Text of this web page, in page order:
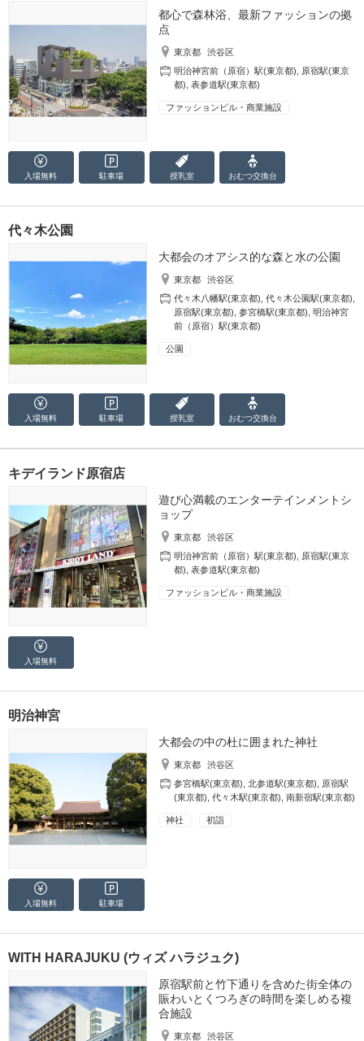
都心で森林浴、最新ファッションの拠
点
東京都
渋谷区
明治神宮前（原宿）駅(東京都)
原宿駅(東京
都) ,表参道駅(東京都)
ファッションビル・商業施設
入場無料 駐車場 授乳室 おむつ交換台
代々木公園
大都会のオアシス的な森と水の公園
東京都
渋谷区
代々木八幡駅(東京都) ,代々木公園駅(東京都)
原宿駅(東京都) ,参宮橋駅(東京都) ,明治神宮
前（原宿）駅(東京都)
公園
入場無料 駐車場 授乳室 おむつ交換台
キデイランド原宿店
遊び心満載のエンターテインメントシ
ョップ
東京都
渋谷区
明治神宮前（原宿）駅(東京都)
原宿駅(東京
都) ,表参道駅(東京都)
ファッションビル・商業施設
入場無料
明治神宮
大都会の中の杜に囲まれた神社
東京都
渋谷区
参宮橋駅(東京都) ,北参道駅(東京都)
原宿駅
(東京都) ,代々木駅(東京都) ,南新宿駅(東京都)
神社 初詣
入場無料 駐車場
WITH HARAJUKU (ウィズ ハラジュク)
原宿駅前と竹下通りを含めた街全体の
賑わいとくつろぎの時間を楽しめる複
合施設
東京都 渋谷区